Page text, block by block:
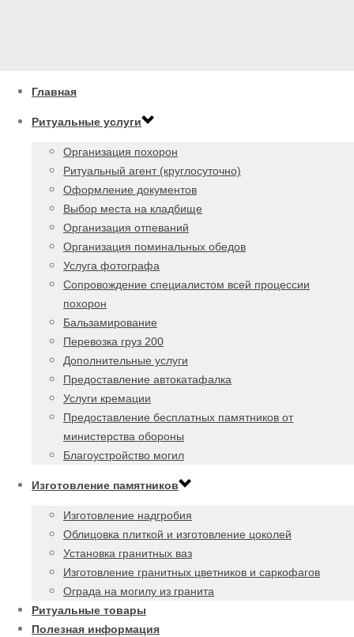
Главная
Ритуальные услуги
Организация похорон
Ритуальный агент (круглосуточно)
Оформление документов
Выбор места на кладбище
Организация отпеваний
Организация поминальных обедов
Услуга фотографа
Сопровождение специалистом всей процессии
похорон
Бальзамирование
Перевозка груз 200
Дополнительные услуги
Предоставление автокатафалка
Услуги кремации
Предоставление бесплатных памятников от
министерства обороны
Благоустройство могил
Изготовление памятников
Изготовление надгробия
Облицовка плиткой и изготовление цоколей
Установка гранитных ваз
Изготовление гранитных цветников и саркофагов
Ограда на могилу из гранита
Ритуальные товары
Полезная информация